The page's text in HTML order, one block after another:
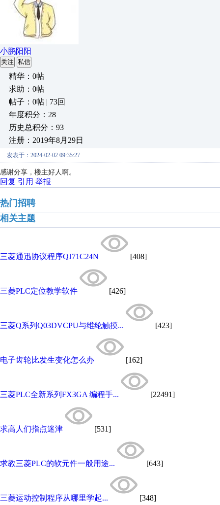
小鹏阳阳
关注 私信
精华：0帖
求助：0帖
帖子：0帖 | 73回
年度积分：28
历史总积分：93
注册：2019年8月29日
发表于：2024-02-02 09:35:27
感谢分享，楼主好人啊。
回复 引用 举报
热门招聘
相关主题
三菱通迅协议程序QJ71C24N [408]
三菱PLC定位教学软件 [426]
三菱Q系列Q03DVCPU与维纶触摸... [423]
电子齿轮比发生变化怎么办 [162]
三菱PLC全新系列FX3GA 编程手... [22491]
求高人们指点迷津 [531]
求教三菱PLC的软元件一般用途... [643]
三菱运动控制程序从哪里学起... [348]